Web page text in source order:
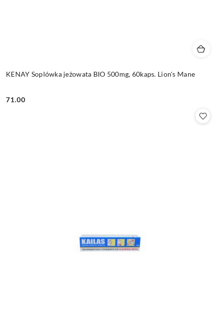
KENAY Soplówka jeżowata BIO 500mg, 60kaps. Lion's Mane
Cena:
71.00